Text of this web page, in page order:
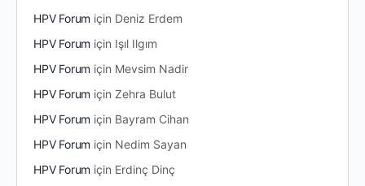
HPV Forum için Deniz Erdem
HPV Forum için Işıl Ilgım
HPV Forum için Mevsim Nadir
HPV Forum içinZehra Bulut
HPV Forum için Bayram Cihan
HPV Forum için Nedim Sayan
HPV Forum için Erdinç Dinç